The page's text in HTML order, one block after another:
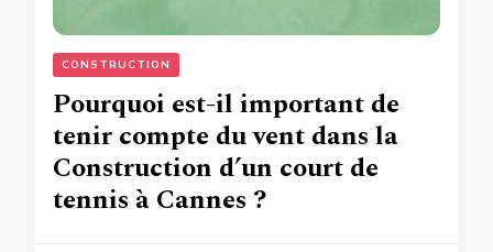
CONSTRUCTION
Pourquoi est-il important de
tenir compte du vent dans la
Construction d’un court de
tennis à Cannes ?